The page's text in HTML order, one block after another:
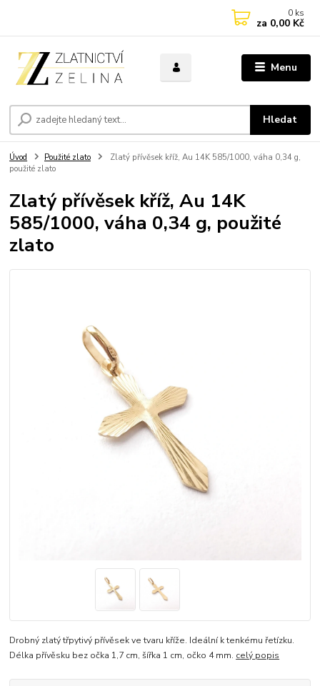
Menu
Hledat
0 ks
za 0,00 Kč
Úvod Použité zlato
Zlatý přívěsek kříž, Au 14K 585/1000, váha 0,34 g,
použité zlato
Zlatý přívěsek kříž, Au 14K
585/1000, váha 0,34 g, použité
zlato
Drobný zlatý třpytivý přívěsek ve tvaru kříže. Ideální k tenkému řetízku.
Délka přívěsku bez očka 1,7 cm, šířka 1 cm, očko 4 mm. celý popis